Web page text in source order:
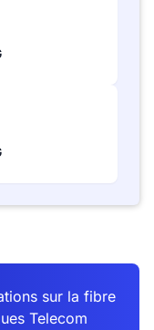
sur la fibre
Telecom